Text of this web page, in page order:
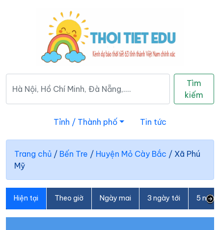
Tìm
kiếm
Tỉnh / Thành phố Tin tức
Trang chủ / Bến Tre / Huyện Mỏ Cày Bắc / Xã Phú
Mỹ
Hiện tại Theo giờ Ngày mai 3 ngày tới 5